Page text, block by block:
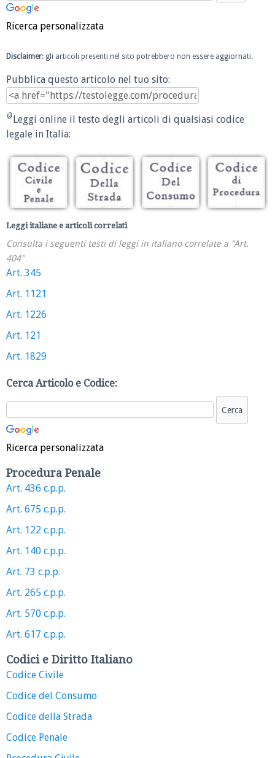
Ricerca personalizzata
Disclaimer: gli articoli presenti nel sito potrebbero non essere aggiornati.
Pubblica questo articolo nel tuo sito:
Leggi online il testo degli articoli di qualsiasi codice
legale in Italia:
Leggi italiane e articoli correlati
Consulta i seguenti testi di leggi in italiano correlate a "Art.
404"
Art. 345
Art. 1121
Art. 1226
Art. 121
Art. 1829
Cerca Articolo e Codice:
Ricerca personalizzata
Procedura Penale
Art. 436 c.p.p.
Art. 675 c.p.p.
Art. 122 c.p.p.
Art. 140 c.p.p.
Art. 73 c.p.p.
Art. 265 c.p.p.
Art. 570 c.p.p.
Art. 617 c.p.p.
Codici e Diritto Italiano
Codice Civile
Codice del Consumo
Codice della Strada
Codice Penale